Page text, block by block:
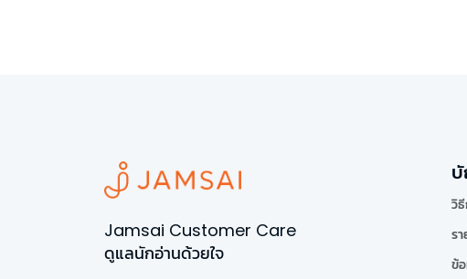
Jamsai Customer Care
ดูแลนักอ่านด้วยใจ
วิ
ร
ข้